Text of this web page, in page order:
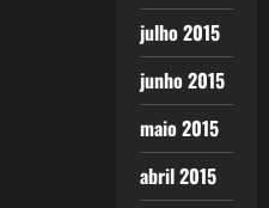
julho 2015
junho 2015
maio 2015
abril 2015